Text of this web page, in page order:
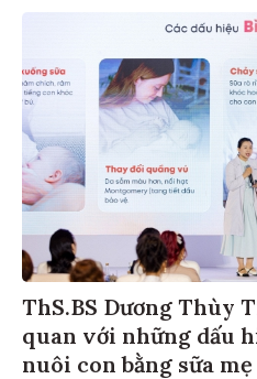
ThS.BS Dương Thùy
quan với những dấu
nuôi con bằng sữa mẹ